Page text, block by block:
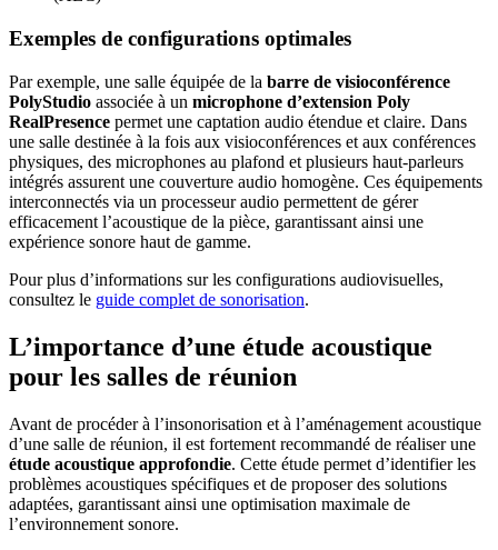
Exemples de configurations optimales
Par exemple, une salle équipée de la barre de visioconférence
PolyStudio associée à un microphone d’extension Poly
RealPresence permet une captation audio étendue et claire. Dans
une salle destinée à la fois aux visioconférences et aux conférences
physiques, des microphones au plafond et plusieurs haut-parleurs
intégrés assurent une couverture audio homogène. Ces équipements
interconnectés via un processeur audio permettent de gérer
efficacement l’acoustique de la pièce, garantissant ainsi une
expérience sonore haut de gamme.
Pour plus d’informations sur les configurations audiovisuelles,
consultez le guide complet de sonorisation.
L’importance d’une étude acoustique
pour les salles de réunion
Avant de procéder à l’insonorisation et à l’aménagement acoustique
d’une salle de réunion, il est fortement recommandé de réaliser une
étude acoustique approfondie. Cette étude permet d’identifier les
problèmes acoustiques spécifiques et de proposer des solutions
adaptées, garantissant ainsi une optimisation maximale de
l’environnement sonore.